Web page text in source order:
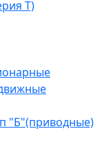
Т)
"Б"(приводные)